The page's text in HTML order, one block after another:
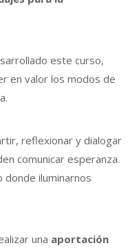
este curso,
en valor los modos de
reflexionar y dialogar
comunicar esperanza.
donde iluminarnos
una aportación